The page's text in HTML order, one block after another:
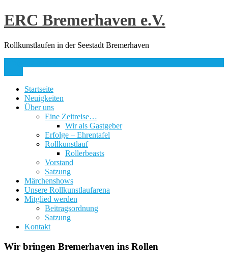
Skip
to
ERC Bremerhaven e.V.
Rollkunstlaufen in der Seestadt Bremerhaven
Startseite
Neuigkeiten
Über uns
Eine Zeitreise…
Wir als Gastgeber
Erfolge – Ehrentafel
Rollkunstlauf
Rollerbeasts
Vorstand
Satzung
Märchenshows
Unsere Rollkunstlaufarena
Mitglied werden
Beitragsordnung
Satzung
Kontakt
Wir bringen Bremerhaven ins Rollen